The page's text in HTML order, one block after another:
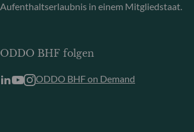
Aufenthaltserlaubnis in einem Mitgliedstaat.
ODDO BHF folgen
ODDO BHF on Demand